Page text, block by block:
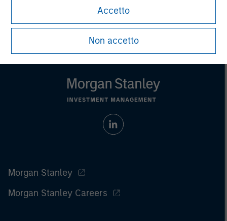
Accetto
Non accetto
Morgan Stanley
Morgan Stanley Careers